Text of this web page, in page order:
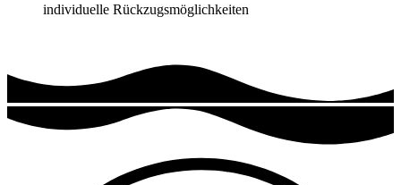
individuelle Rückzugsmöglichkeiten